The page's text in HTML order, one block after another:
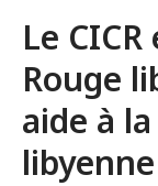
Le
Rouge
aide à
libyenne